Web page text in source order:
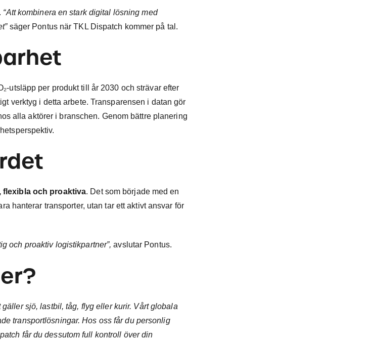
“Att kombinera en stark digital lösning med
säger Pontus när TKL Dispatch kommer på tal.
utsläpp per produkt till år 2030 och strävar efter
verktyg i detta arbete. Transparensen i datan gör
alla aktörer i branschen. Genom bättre planering
flexibla och proaktiva. Det som började med en
hanterar transporter, utan tar ett aktivt ansvar för
och proaktiv logistikpartner”, avslutar Pontus.
sjö, lastbil, tåg, flyg eller kurir. Vårt globala
transportlösningar. Hos oss får du personlig
får du dessutom full kontroll över din